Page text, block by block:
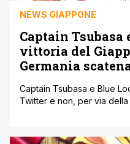
NEWS GIAPPONE
Captain Tsubasa
vittoria del
Germania
Captain Tsubasa e Blue
Twitter e non, per via
Tsubasa e la sua squadra